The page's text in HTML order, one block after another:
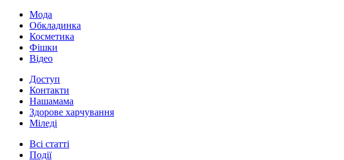
Мода
Обкладинка
Косметика
Фішки
Відео
Доступ
Контакти
Нашамама
Здорове харчування
Міледі
Всі статті
Події